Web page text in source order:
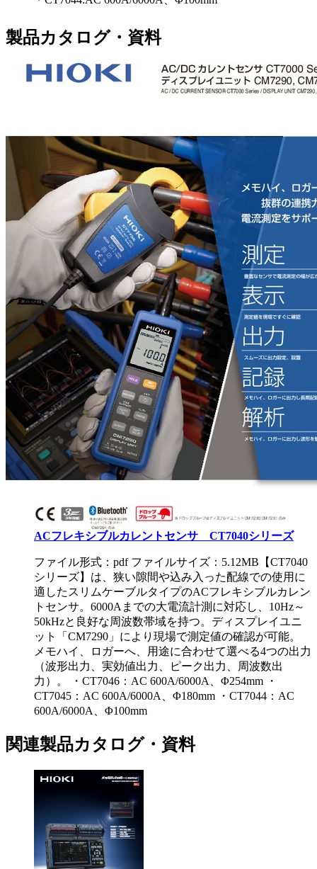
製品カタログ・資料
ACフレキシブルカレントセンサ CT7040シリーズ
ファイル形式：pdf ファイルサイズ：5.12MB 【CT7040
シリーズ】は、狭い隙間や込み入った配線での使用に
適したスリムケーブルタイプのACフレキシブルカレン
トセンサ。6000Aまでの大電流計測に対応し、10Hz～
50kHzと良好な周波数帯域を持つ。ディスプレイユニ
ット「CM7290」により現場で測定値の確認が可能。
メモハイ、ロガーへ、用途に合わせて選べる4つの出力
（波形出力、実効値出力、ピーク出力、周波数出
力）。 ・CT7046：AC 600A/6000A、Φ254mm ・
CT7045：AC 600A/6000A、Φ180mm ・CT7044：AC
600A/6000A、Φ100mm
関連製品カタログ・資料